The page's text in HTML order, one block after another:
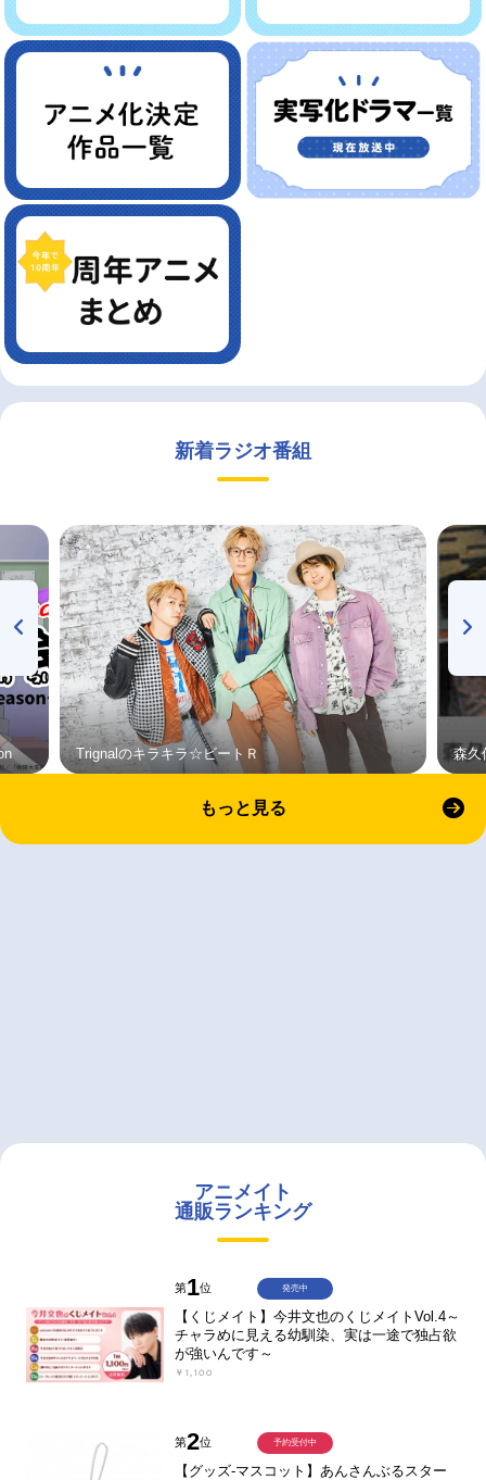
新着ラジオ番組
Trignalのキラキラ☆ビートＲ 森久
もっと見る
アニメイト
通販ランキング
第1位
【くじメイト】今井文也のくじメイトVol.4～
チャラめに見える幼馴染、実は一途で独占欲
が強いんです～
￥1,100
発売中
第2位
【グッズ-マスコット】あんさんぶるスター
予約受付中